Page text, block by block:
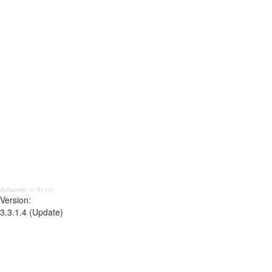
Aufbereitet in: 81 ms;
Version:
3.3.1.4 (Update)